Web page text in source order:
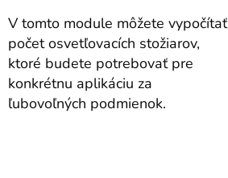
V tomto module môžete vypočítať
počet osvetľovacích stožiarov,
ktoré budete potrebovať pre
konkrétnu aplikáciu za
ľubovoľných podmienok.